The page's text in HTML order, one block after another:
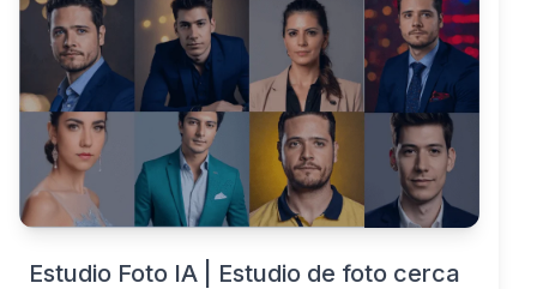
Estudio Foto IA | Estudio de foto cerca